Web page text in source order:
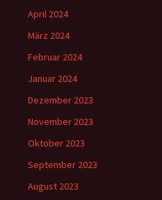
April 2024
März 2024
Februar 2024
Januar 2024
Dezember 2023
November 2023
Oktober 2023
September 2023
August 2023